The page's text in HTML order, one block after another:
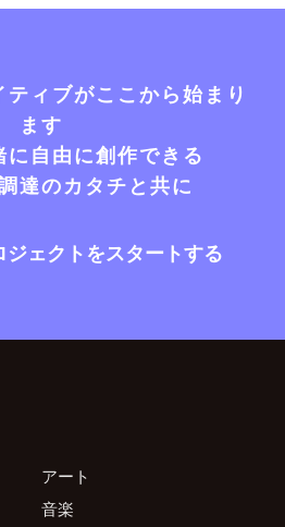
ィブがここから始まり
ます
に自由に創作できる
達のカタチと共に
ジェクトをスタートする
アート
音楽